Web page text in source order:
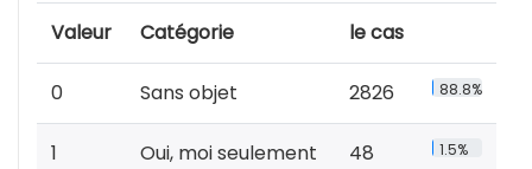
Valeur Catégorie le cas
0 Sans objet 2826 88.8%
1 Oui, moi seulement 48 1.5%